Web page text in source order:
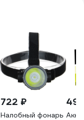
722 ₽
Налобный фонарь